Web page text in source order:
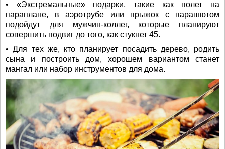
• «Экстремальные» подарки, такие как полет на
параплане, в аэротрубе или прыжок с парашютом
подойдут для мужчин-коллег, которые планируют
совершить подвиг до того, как стукнет 45.
• Для тех же, кто планирует посадить дерево, родить
сына и построить дом, хорошем вариантом станет
мангал или набор инструментов для дома.